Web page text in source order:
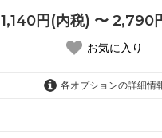
1,140円(内税) 〜 2,790
お気に入り
各オプションの詳細情